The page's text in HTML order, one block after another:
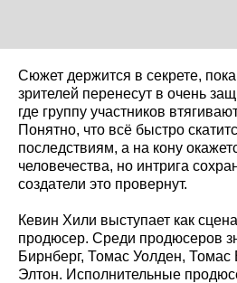
Сюжет держится в секрете, пока
зрителей перенесут в очень
где группу участников
Понятно, что всё быстро
последствиям, а на кону
человечества, но интрига
создатели это провернут.
Кевин Хили выступает как
продюсер. Среди продюсеров
Бирнберг, Томас Уолден,
Элтон. Исполнительные